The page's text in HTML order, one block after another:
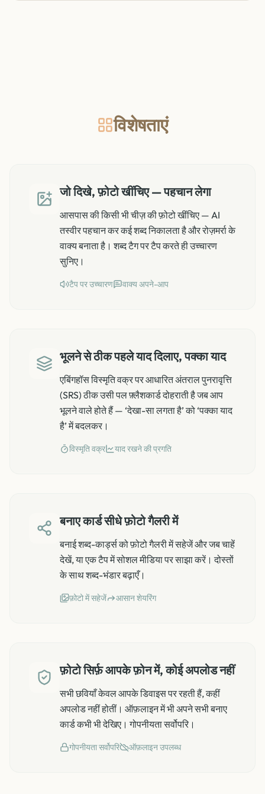
विशेषताएं
जो दिखे, फ़ोटो खींचिए — पहचान लेगा
आसपास की किसी भी चीज़ की फ़ोटो खींचिए — AI
तस्वीर पहचान कर कई शब्द निकालता है और रोज़मर्रा के
वाक्य बनाता है। शब्द टैग पर टैप करते ही उच्चारण
सुनिए।
टैप पर उच्चारण वाक्य अपने-आप
भूलने से ठीक पहले याद दिलाए, पक्का याद
एबिंगहॉस विस्मृति वक्र पर आधारित अंतराल पुनरावृत्ति
(SRS) ठीक उसी पल फ़्लैशकार्ड दोहराती है जब आप
भूलने वाले होते हैं — ‘देखा-सा लगता है’ को ‘पक्का याद
है’ में बदलकर।
विस्मृति वक्र याद रखने की प्रगति
बनाए कार्ड सीधे फ़ोटो गैलरी में
बनाई शब्द-कार्ड्स को फ़ोटो गैलरी में सहेजें और जब चाहें
देखें, या एक टैप में सोशल मीडिया पर साझा करें। दोस्तों
के साथ शब्द-भंडार बढ़ाएँ।
फ़ोटो में सहेजें आसान शेयरिंग
फ़ोटो सिर्फ़ आपके फ़ोन में, कोई अपलोड नहीं
सभी छवियाँ केवल आपके डिवाइस पर रहती हैं, कहीं
अपलोड नहीं होतीं। ऑफ़लाइन में भी अपने सभी बनाए
कार्ड कभी भी देखिए। गोपनीयता सर्वोपरि।
गोपनीयता सर्वोपरि ऑफ़लाइन उपलब्ध